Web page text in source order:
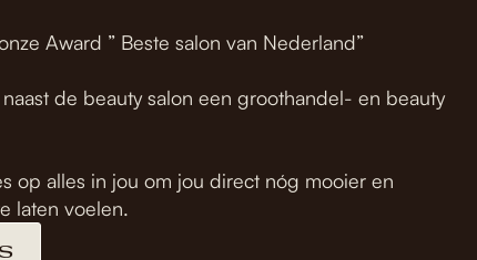
Award ” Beste salon van Nederland”
de beauty salon een groothandel- en beauty
op alles in jou om jou direct nóg mooier en
laten voelen.